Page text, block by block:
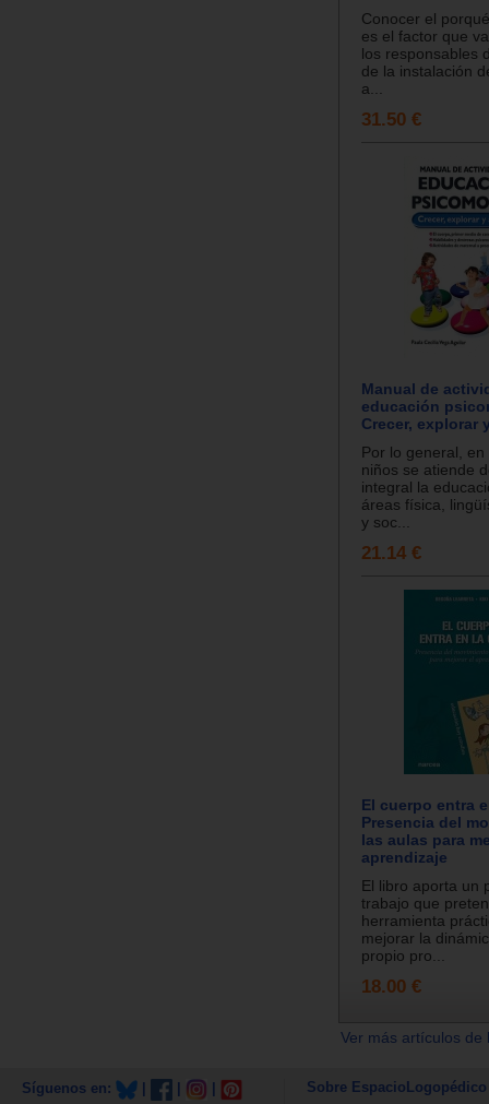
Conocer el
es el factor que
los responsables
de la instalación
a...
31.50 €
Manual de
educación
Crecer, explorar
Por lo general,
niños se atiende
integral la
áreas física,
y soc...
21.14 €
El cuerpo entra
Presencia del
las aulas para
aprendizaje
El libro aporta un
trabajo que
herramienta
mejorar la
propio pro...
18.00 €
Ver más artículos
Síguenos en: Sobre EspacioLogopédico